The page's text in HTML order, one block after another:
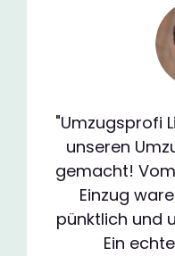
"Umzugsprofi
unseren
gemacht!
Einzug
pünktlich und
Ein